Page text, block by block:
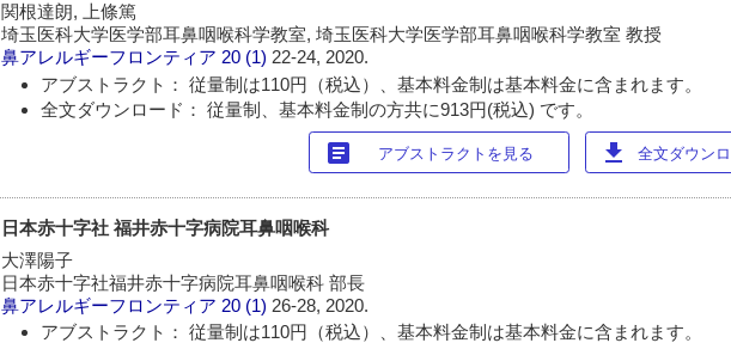
関根達朗, 上條篤
埼玉医科大学医学部耳鼻咽喉科学教室, 埼玉医科大学医学部耳鼻咽喉科学教室 教授
鼻アレルギーフロンティア 20 (1)22-24, 2020.
アブストラクト： 従量制は110円（税込）、基本料金制は基本料金に含まれます。
全文ダウンロード： 従量制、基本料金制の方共に913円(税込) です。
article アブストラクトを見る download 全文ダウン
日本赤十字社 福井赤十字病院耳鼻咽喉科
大澤陽子
日本赤十字社福井赤十字病院耳鼻咽喉科 部長
鼻アレルギーフロンティア 20 (1) 26-28, 2020.
アブストラクト： 従量制は110円（税込）、基本料金制は基本料金に含まれます。